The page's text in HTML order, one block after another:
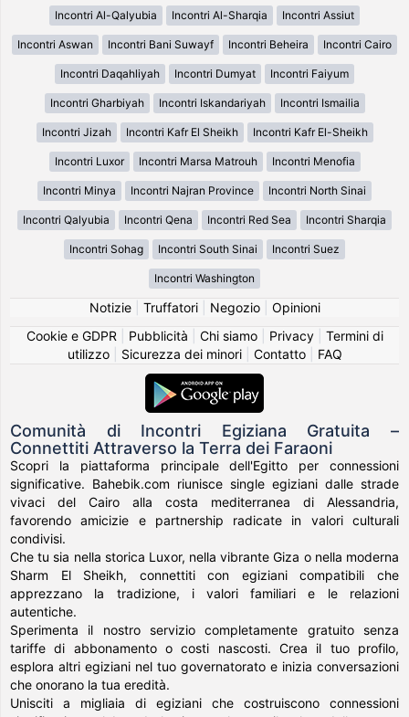
Incontri Al-Qalyubia Incontri Al-Sharqia Incontri Assiut
Incontri Aswan Incontri Bani Suwayf Incontri Beheira Incontri Cairo
Incontri Daqahliyah Incontri Dumyat Incontri Faiyum
Incontri Gharbiyah Incontri Iskandariyah Incontri Ismailia
Incontri Jizah Incontri Kafr El Sheikh Incontri Kafr El-Sheikh
Incontri Luxor Incontri Marsa Matrouh Incontri Menofia
Incontri Minya Incontri Najran Province Incontri North Sinai
Incontri Qalyubia Incontri Qena Incontri Red Sea Incontri Sharqia
Incontri Sohag Incontri South Sinai Incontri Suez
Incontri Washington
Notizie| Truffatori| Negozio| Opinioni
Cookie e GDPR
Pubblicità Chi siamo| Privacy| Termini di
utilizzo| Sicurezza dei minori| Contatto| FAQ
Comunità di Incontri Egiziana Gratuita –
Connettiti Attraverso la Terra dei Faraoni
Scopri la piattaforma principale dell'Egitto per connessioni
significative. Bahebik.com riunisce single egiziani dalle strade
vivaci del Cairo alla costa mediterranea di Alessandria,
favorendo amicizie e partnership radicate in valori culturali
condivisi.
Che tu sia nella storica Luxor, nella vibrante Giza o nella moderna
Sharm El Sheikh, connettiti con egiziani compatibili che
apprezzano la tradizione, i valori familiari e le relazioni
autentiche.
Sperimenta il nostro servizio completamente gratuito senza
tariffe di abbonamento o costi nascosti. Crea il tuo profilo,
esplora altri egiziani nel tuo governatorato e inizia conversazioni
che onorano la tua eredità.
Unisciti a migliaia di egiziani che costruiscono connessioni